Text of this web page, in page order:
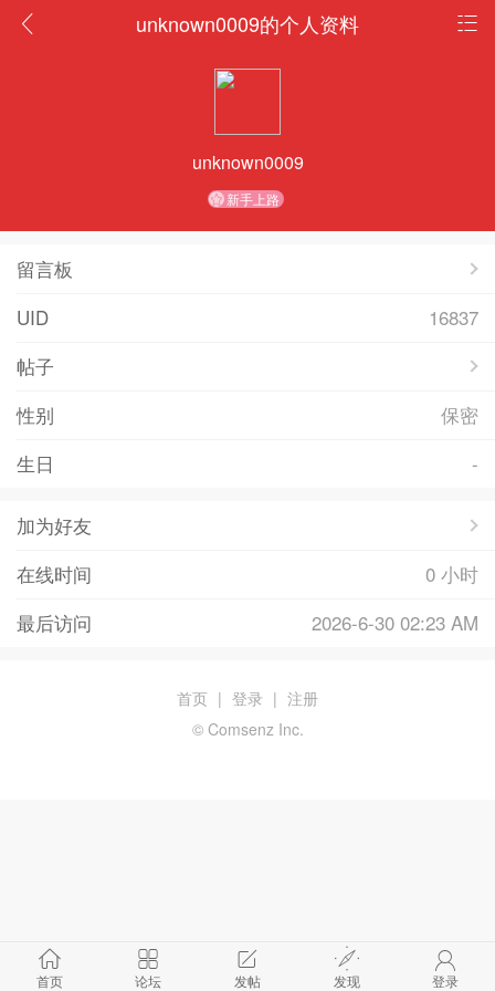
unknown0009的个人资料
unknown0009
新手上路
留言板
UID
16837
帖子
性别
保密
生日
-
加为好友
在线时间
0 小时
最后访问
2026-6-30 02:23 AM
首页 论坛 发帖 发现 登录
首页 | 登录 | 注册
© Comsenz Inc.